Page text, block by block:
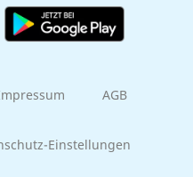
AGB
Einstellungen